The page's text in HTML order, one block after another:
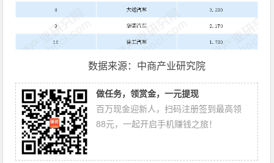
数据来源：中商产业研究院
做任务，领赏金，一元提现
百万现金迎新人，扫码注册签到最高领
88元，一起开启手机赚钱之旅！